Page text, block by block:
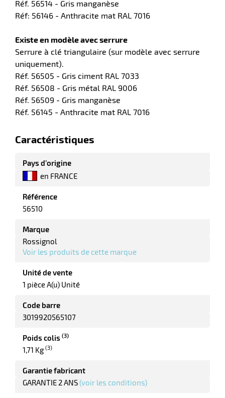
Réf. 56514 - Gris manganèse
Réf: 56146 - Anthracite mat RAL 7016
Existe en modèle avec serrure
Serrure à clé triangulaire (sur modèle avec serrure
uniquement).
Réf. 56505 - Gris ciment RAL 7033
Réf. 56508 - Gris métal RAL 9006
Réf. 56509 - Gris manganèse
Réf. 56145 - Anthracite mat RAL 7016
Caractéristiques
Pays d’origine
en FRANCE
Référence
56510
Marque
Rossignol
Voir les produits de cette marque
Unité de vente
1 pièce A(u) Unité
Code barre
3019920565107
Poids colis (3)
1,71 Kg (3)
Garantie fabricant
GARANTIE 2 ANS (voir les conditions)